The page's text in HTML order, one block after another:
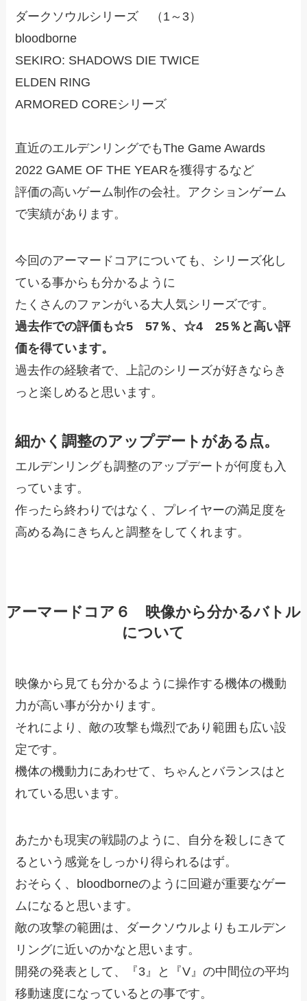
ダークソウルシリーズ （1～3）
bloodborne
SEKIRO: SHADOWS DIE TWICE
ELDEN RING
ARMORED COREシリーズ
直近のエルデンリングでもThe Game Awards
2022 GAME OF THE YEARを獲得するなど
評価の高いゲーム制作の会社。アクションゲーム
で実績があります。
今回のアーマードコアについても、シリーズ化し
ている事からも分かるように
たくさんのファンがいる大人気シリーズです。
過去作での評価も☆5 57％、☆4 25％と高い評
価を得ています。
過去作の経験者で、上記のシリーズが好きならき
っと楽しめると思います。
細かく調整のアップデートがある点。
エルデンリングも調整のアップデートが何度も入
っています。
作ったら終わりではなく、プレイヤーの満足度を
高める為にきちんと調整をしてくれます。
アーマードコア６ 映像から分かるバトル
について
映像から見ても分かるように操作する機体の機動
力が高い事が分かります。
それにより、敵の攻撃も熾烈であり範囲も広い設
定です。
機体の機動力にあわせて、ちゃんとバランスはと
れている思います。
あたかも現実の戦闘のように、自分を殺しにきて
るという感覚をしっかり得られるはず。
おそらく、bloodborneのように回避が重要なゲー
ムになると思います。
敵の攻撃の範囲は、ダークソウルよりもエルデン
リングに近いのかなと思います。
開発の発表として、『3』と『V』の中間位の平均
移動速度になっているとの事です。